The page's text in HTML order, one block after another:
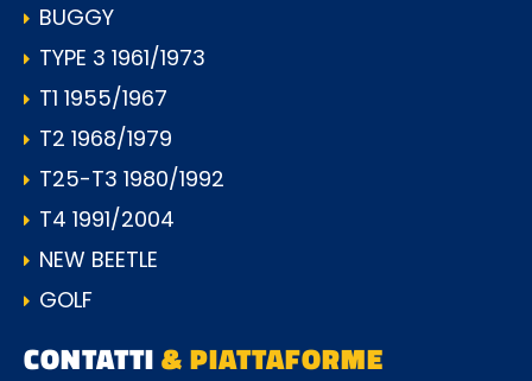
BUGGY
TYPE 3 1961/1973
T1 1955/1967
T2 1968/1979
T25-T3 1980/1992
T4 1991/2004
NEW BEETLE
GOLF
CONTATTI& PIATTAFORME